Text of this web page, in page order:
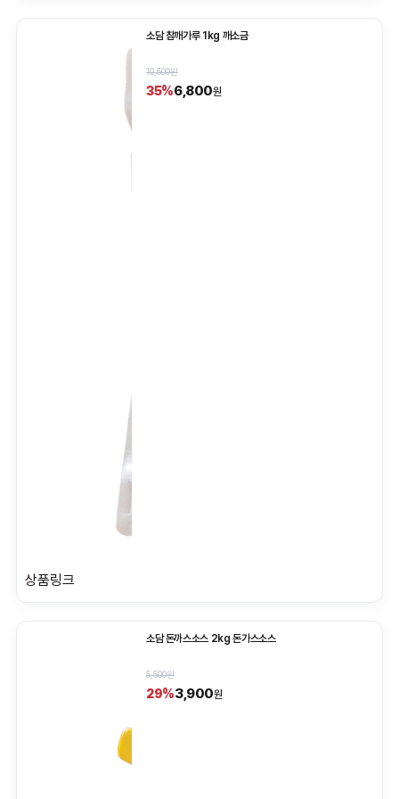
소담 참깨가루 1kg 깨소금
10,500원
35%6,800원
상품링크
소담 돈까스소스 2kg 돈가스소스
5,500원
29%3,900원